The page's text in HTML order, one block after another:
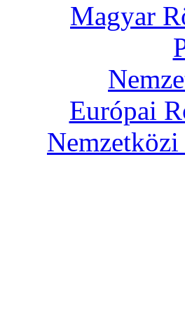
Magyar
Európai
Nemzetközi